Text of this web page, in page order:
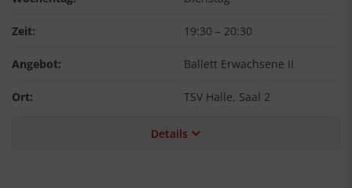
Zeit: 19:30 – 20:30
Angebot: Ballett Erwachsene II
Ort: TSV Halle, Saal 2
Details